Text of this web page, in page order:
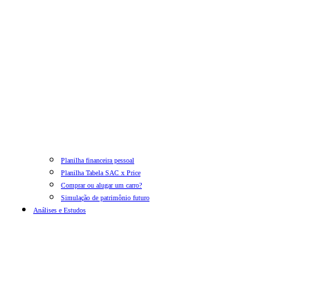
Planilha financeira pessoal
Planilha Tabela SAC x Price
Comprar ou alugar um carro?
Simulação de patrimônio futuro
Análises e Estudos